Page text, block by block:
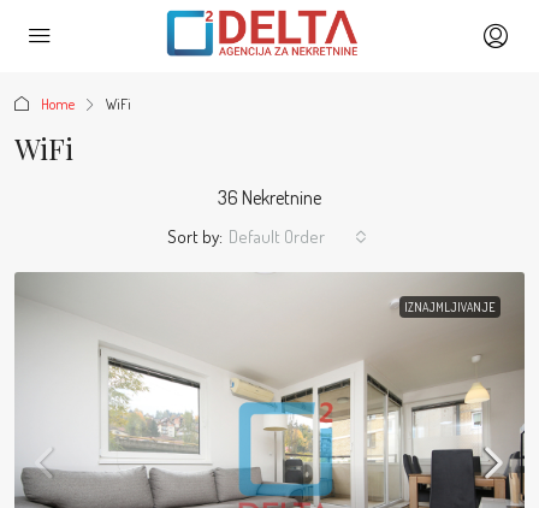
Home WiFi
WiFi
36 Nekretnine
Sort by: Default Order
IZNAJMLJIVANJE